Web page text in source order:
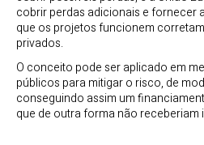
cobrir perdas adicionais e fornecer
que os projetos funcionem
privados.
O conceito pode ser aplicado em
públicos para mitigar o risco, de
conseguindo assim um
que de outra forma não